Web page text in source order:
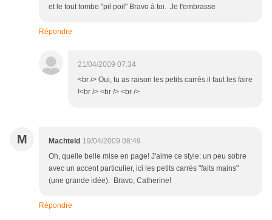
et le tout tombe "pil poil" Bravo à toi. Je t'embrasse
Répondre
21/04/2009 07:34
<br /> Oui, tu as raison les petits carrés il faut les faire
!<br /> <br /> <br />
M Machteld 19/04/2009 08:49
Oh, quelle belle mise en page! J'aime ce style: un peu sobre
avec un accent particulier, ici les petits carrés "faits mains"
(une grande idée). Bravo, Catherine!
Répondre